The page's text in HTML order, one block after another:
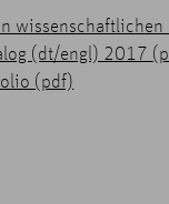
(dt/engl) 2017
(pdf)